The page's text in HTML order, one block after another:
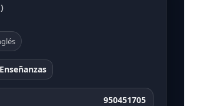
950451705